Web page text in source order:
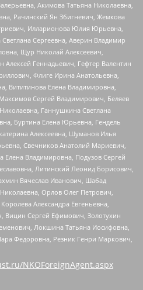
Акимова Татьяна Николаевна,
Рачинский Ян Збигневич, Жемкова
Илларионова Юлия Юрьевна,
Сергеевна, Аверин Владимир
Щур Николай Алексеевич,
Геннадьевич, Гефтер Валентин
Флиге Ирина Анатольевна,
Вититинова Елена Владимировна,
Сергей Владимирович, Беляев
Ганнушкина Светлана
Буртина Елена Юрьевна, Гендель
Алексеевна, Шуманов Илья
Свечников Анатолий Мариевич,
Владимировна, Подузов Сергей
Литинский Леонид Борисович,
Вячеслав Иванович, Шабад
Орлов Олег Петрович,
Александра Евгеньевна,
Вицин Сергей Ефимович, Золотухин
Локшина Татьяна Иосифовна,
Федоровна, Резник Генри Маркович,
NKOForeignAgent.aspx